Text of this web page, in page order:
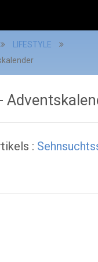
LIFESTYLE
: